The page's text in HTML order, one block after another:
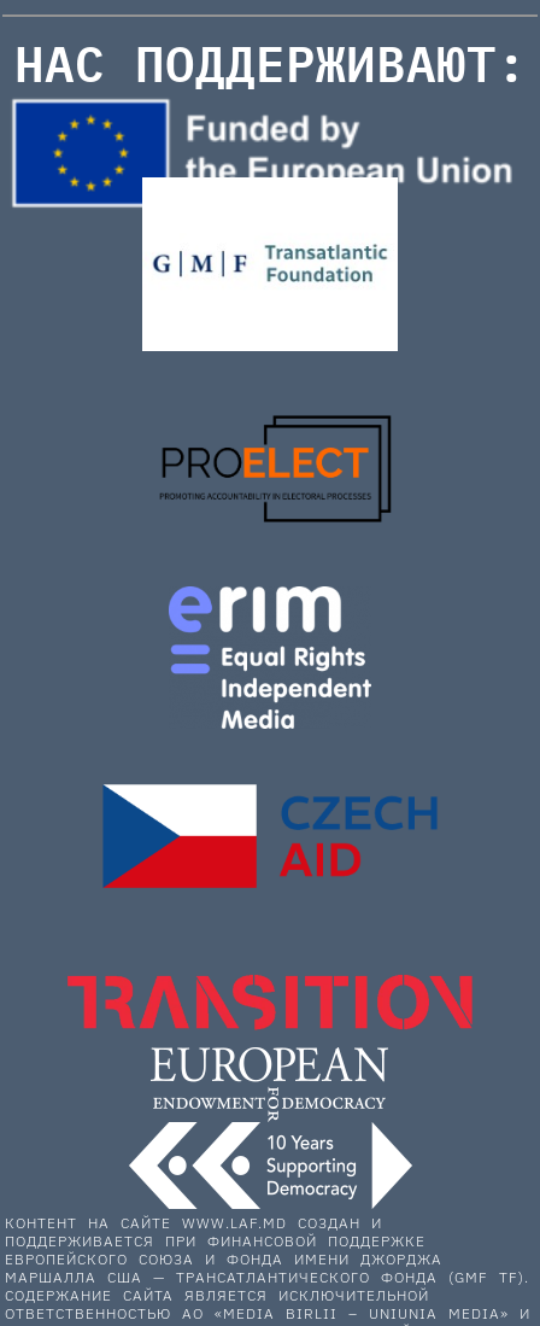
НАС ПОДДЕРЖИВАЮТ:
КОНТЕНТ НА САЙТЕ WWW.LAF.MD СОЗДАН И
ПОДДЕРЖИВАЕТСЯ ПРИ ФИНАНСОВОЙ ПОДДЕРЖКЕ
ЕВРОПЕЙСКОГО СОЮЗА И ФОНДА ИМЕНИ ДЖОРДЖА
МАРШАЛЛА США — ТРАНСАТЛАНТИЧЕСКОГО ФОНДА (GMF TF).
СОДЕРЖАНИЕ САЙТА ЯВЛЯЕТСЯ ИСКЛЮЧИТЕЛЬНОЙ
ОТВЕТСТВЕННОСТЬЮ АО «MEDIA BIRLII – UNIUNIA MEDIA» И